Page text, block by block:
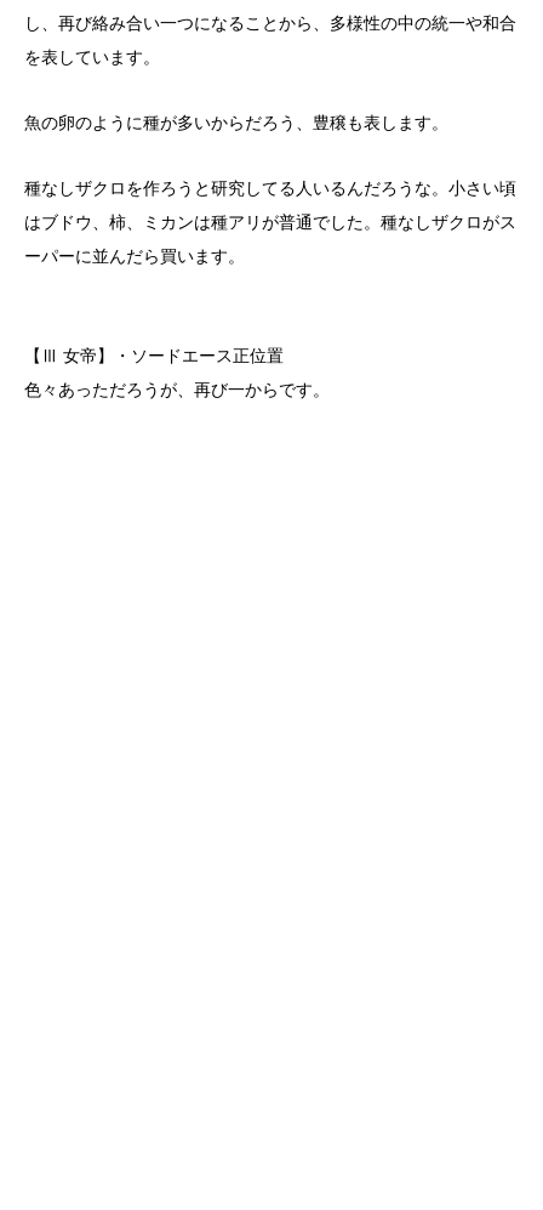
し、再び絡み合い一つになることから、多様性の中の統一や和合
を表しています。
魚の卵のように種が多いからだろう、豊穣も表します。
種なしザクロを作ろうと研究してる人いるんだろうな。小さい頃
はブドウ、柿、ミカンは種アリが普通でした。種なしザクロがス
ーパーに並んだら買います。
【Ⅲ 女帝】・ソードエース正位置
色々あっただろうが、再び一からです。